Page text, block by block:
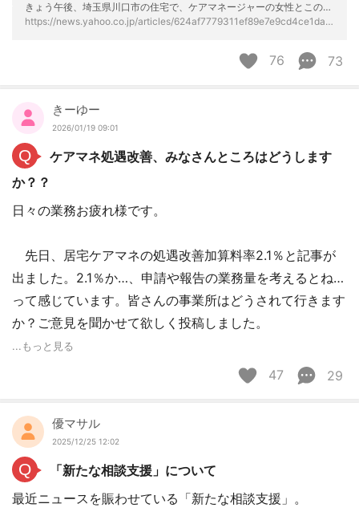
きょう午後、埼玉県川口市の住宅で、ケアマネージャーの女性とこの家に住む男性が血を流した状態で倒れているのが見つかり、その後、死亡が確認されました。 警察によりますと、きょう午後3時すぎ、川口市飯原
https://news.yahoo.co.jp/articles/624af7779311ef89e7e9cd4ce1da41da2badf8f3
76 73
きーゆー
2026/01/19 09:01
Q
ケアマネ処遇改善、みなさんところはどうします
か？？
日々の業務お疲れ様です。
先日、居宅ケアマネの処遇改善加算料率2.1％と記事が
出ました。2.1％か…、申請や報告の業務量を考えるとね…
って感じています。皆さんの事業所はどうされて行きます
か？ご意見を聞かせて欲しく投稿しました。
...もっと見る
47 29
優マサル
2025/12/25 12:02
Q
「新たな相談支援」について
最近ニュースを賑わせている「新たな相談支援」。